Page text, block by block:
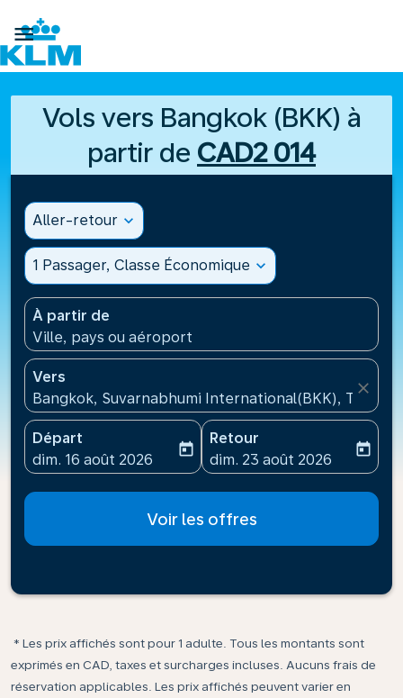

Vols vers Bangkok (BKK) à
partir de CAD2 014
Aller-retour expand_more
1 Passager, Classe Économique expand_more
À partir de
Ville, pays ou aéroport
Vers
Bangkok, Suvarnabhumi International(BKK),
close
Départ
fc-booking-departure-date-aria-label
dim. 16 août 2026
today
Retour
fc-booking-return-date-
dim. 23 août 2026
today
Voir les offres
* Les prix affichés sont pour 1 adulte. Tous les montants sont
exprimés en CAD, taxes et surcharges incluses. Aucuns frais de
réservation applicables. Les prix affichés peuvent varier en